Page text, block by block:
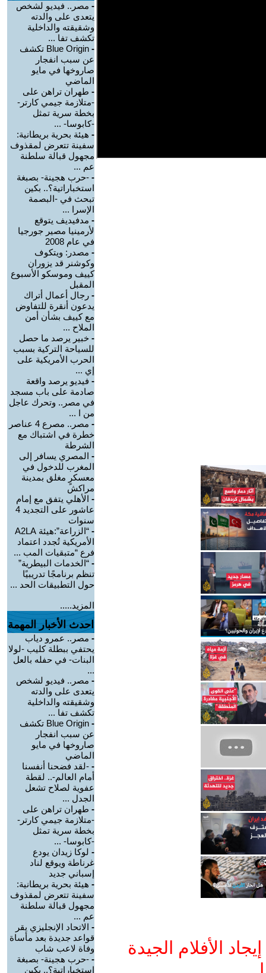
الأفلام الجيدة
- مصر.. فيديو لشخص
يتعدى على والدته
وشقيقته والداخلية
تكشف تفا ...
-
Blue Origin تكشف
عن سبب انفجار
صاروخها في مايو
الماضي
- طهران تراهن على
-متلازمة جيمي كارتر-
بخطة سرية تمثل
-كابوسا- ...
- هيئة بحرية بريطانية:
سفينة تتعرض لمقذوف
مجهول قبالة سلطنة
عم ...
- -حرب هجينة- بصبغة
استخباراتية؟.. بكين
تبحث في -البصمة
الإسرا ...
- مدفيديف يتوقع
لأرمينيا مصير جورجيا
في عام 2008
- مصدر: ويتكوف
وكوشنر قد يزوران
كييف وموسكو الأسبوع
المقبل
- رجال أعمال أتراك
يدعون أنقرة للتفاوض
مع كييف بشأن أمن
الملاح ...
- خبير يرصد ما حصل
للسياحة التركية بسبب
الحرب الأمريكية على
إي ...
- فيديو يرصد واقعة
صادمة على باب مسجد
في مصر.. وتحرك عاجل
من ا ...
-
مصر.. مصرع 4 عناصر
خطرة في اشتباك مع
الشرطة
- المصري يسافر إلى
المغرب للدخول في
معسكرٍ مغلق بمدينة
مراكش
- الأهلي يتفق مع إمام
عاشور على التجديد 4
سنوات
-
“الزراعة”:هيئة A2LA
الأمريكية تُجدد اعتماد
فرع “متبقيات المب ...
- “الخدمات البيطرية”
تنظم برنامجًا تدريبيًا
حول التطبيقات الحد ...
المزيد.....
احدث الأخبار المهمة
- مصر.. عمرو دياب
يحتفي ببطلة كليب -لولا
البنات- في حفله بالعل
...
- مصر.. فيديو لشخص
يتعدى على والدته
وشقيقته والداخلية
تكشف تفا ...
-
Blue Origin تكشف
عن سبب انفجار
صاروخها في مايو
الماضي
- -لقد فضحنا أنفسنا
أمام العالم-.. لقطة
عفوية لصلاح تشعل
الجدل ...
- طهران تراهن على
-متلازمة جيمي كارتر-
بخطة سرية تمثل
-كابوسا- ...
- لوكا زيدان يودع
غرناطة ويوقع لناد
إسباني جديد
- هيئة بحرية بريطانية:
سفينة تتعرض لمقذوف
مجهول قبالة سلطنة
عم ...
- الاتحاد الإنجليزي يقر
قواعد جديدة بعد مأساة
وفاة لاعب شاب
- -حرب هجينة- بصبغة
استخباراتية؟.. بكين